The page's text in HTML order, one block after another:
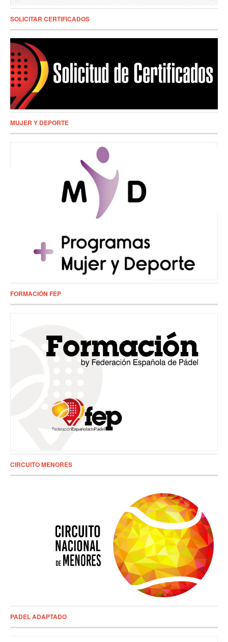
SOLICITAR CERTIFICADOS
MUJER Y DEPORTE
FORMACIÓN FEP
CIRCUITO MENORES
PADEL ADAPTADO